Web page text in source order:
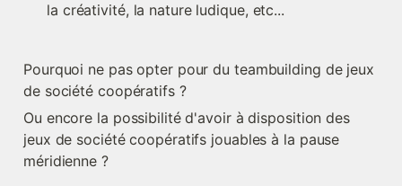
la créativité, la nature ludique, etc...
Pourquoi ne pas opter pour du teambuilding de jeux
de société coopératifs ?
Ou encore la possibilité d'avoir à disposition des
jeux de société coopératifs jouables à la pause
méridienne ?